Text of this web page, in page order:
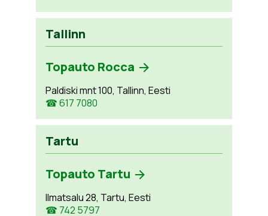
Tallinn
Topauto Rocca
Paldiski mnt 100, Tallinn, Eesti
☎ 617 7080
Tartu
Topauto Tartu
Ilmatsalu 28, Tartu, Eesti
☎ 742 5797